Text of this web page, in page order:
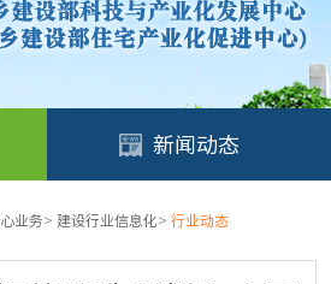
新闻动态
业务> 建设行业信息化> 行业动态